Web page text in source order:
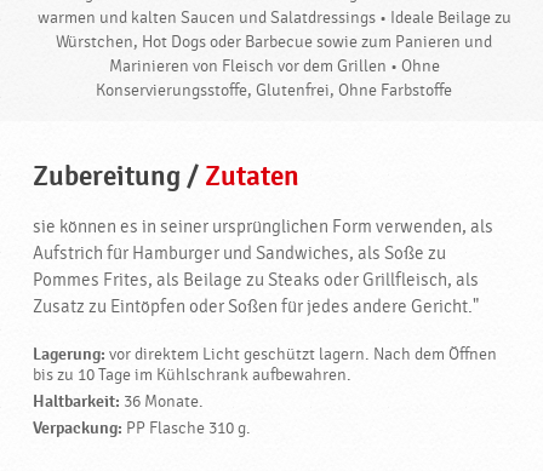
warmen und kalten Saucen und Salatdressings • Ideale Beilage zu
Würstchen, Hot Dogs oder Barbecue sowie zum Panieren und
Marinieren von Fleisch vor dem Grillen • Ohne
Konservierungsstoffe, Glutenfrei, Ohne Farbstoffe
Zubereitung/ Zutaten
sie können es in seiner ursprünglichen Form verwenden, als
Aufstrich für Hamburger und Sandwiches, als Soße zu
Pommes Frites, als Beilage zu Steaks oder Grillfleisch, als
Zusatz zu Eintöpfen oder Soßen für jedes andere Gericht."
Lagerung: vor direktem Licht geschützt lagern. Nach dem Öffnen
bis zu 10 Tage im Kühlschrank aufbewahren.
Haltbarkeit: 36 Monate.
Verpackung: PP Flasche 310 g.